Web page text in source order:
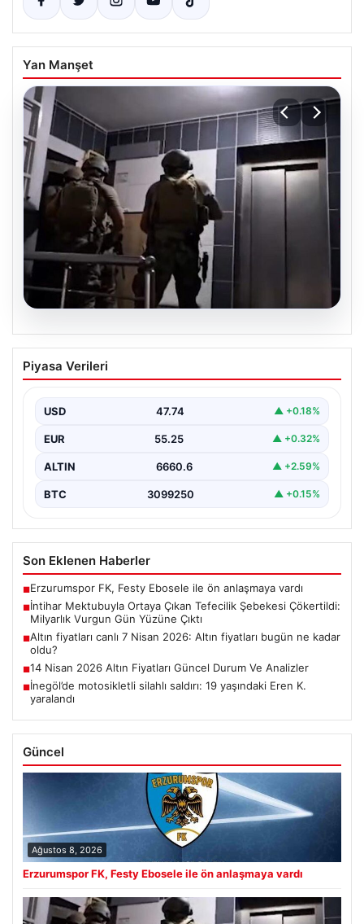
Yan Manşet
İntihar Mektubuyla Ortaya Çıkan
Tefecilik Şebekesi Çökertildi: Milyarlık
Elazığ'da tefecilere borçlandığını belirterek hayatına
bölgedeki büyük…
Piyasa Verileri
USD 47.74 ▲ +0.18%
EUR 55.25 ▲ +0.32%
ALTIN 6660.6 ▲ +2.59%
BTC 3099250 ▲ +0.15%
Son Eklenen Haberler
■Erzurumspor FK, Festy Ebosele ile ön anlaşmaya vardı
■İntihar Mektubuyla Ortaya Çıkan Tefecilik Şebekesi Çökertildi:
Milyarlık Vurgun Gün Yüzüne Çıktı
■Altın fiyatları canlı 7 Nisan 2026: Altın fiyatları bugün ne kadar
oldu?
■14 Nisan 2026 Altın Fiyatları Güncel Durum Ve Analizler
■İnegöl’de motosikletli silahlı saldırı: 19 yaşındaki Eren K.
yaralandı
Güncel
Ağustos 8, 2026
Erzurumspor FK, Festy Ebosele ile ön anlaşmaya vardı